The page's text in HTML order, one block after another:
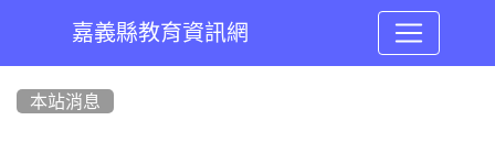
嘉義縣教育資訊網
本站消息